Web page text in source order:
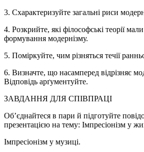
3. Схарактеризуйте загальні риси
4. Розкрийте, які філософські теорії
формування модернізму.
5. Поміркуйте, чим різняться течії
6. Визначте, що насамперед відрізняє
Відповідь арґументуйте.
ЗАВДАННЯ ДЛЯ СПІВПРАЦІ
Об’єднайтеся в пари й підготуйте
презентацією на тему: Імпресіонізм у
Імпресіонізм у музиці.